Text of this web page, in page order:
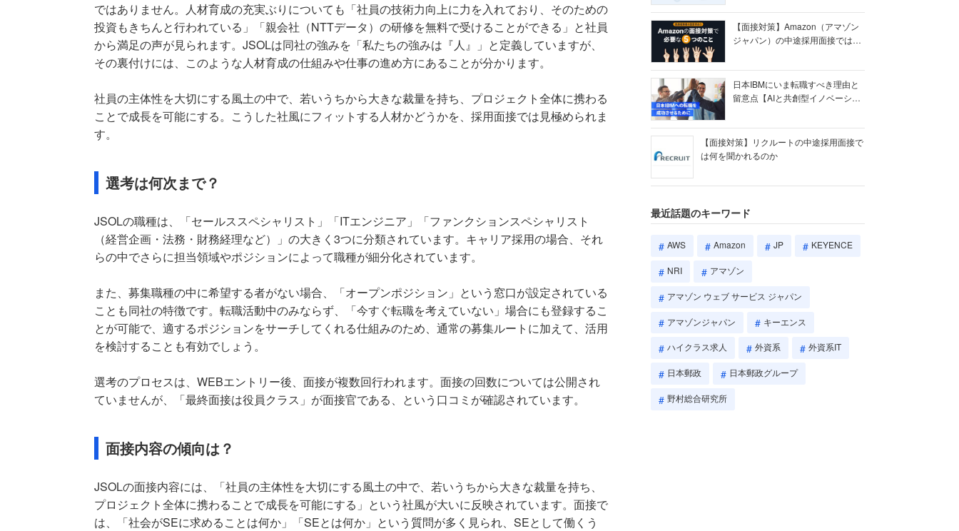
ではありません。人材育成の充実ぶりについても「社員の技術力向上に力を入れており、そのための
投資もきちんと行われている」「親会社（NTTデータ）の研修を無料で受けることができる」と社員
から満足の声が見られます。JSOLは同社の強みを「私たちの強みは『人』」と定義していますが、
その裏付けには、このような人材育成の仕組みや仕事の進め方にあることが分かります。
社員の主体性を大切にする風土の中で、若いうちから大きな裁量を持ち、プロジェクト全体に携わる
ことで成長を可能にする。こうした社風にフィットする人材かどうかを、採用面接では見極められま
す。
選考は何次まで？
JSOLの職種は、「セールススペシャリスト」「ITエンジニア」「ファンクションスペシャリスト
（経営企画・法務・財務経理など）」の大きく3つに分類されています。キャリア採用の場合、それ
らの中でさらに担当領域やポジションによって職種が細分化されています。
また、募集職種の中に希望する者がない場合、「オープンポジション」という窓口が設定されている
ことも同社の特徴です。転職活動中のみならず、「今すぐ転職を考えていない」場合にも登録するこ
とが可能で、適するポジションをサーチしてくれる仕組みのため、通常の募集ルートに加えて、活用
を検討することも有効でしょう。
選考のプロセスは、WEBエントリー後、面接が複数回行われます。面接の回数については公開され
ていませんが、「最終面接は役員クラス」が面接官である、という口コミが確認されています。
面接内容の傾向は？
JSOLの面接内容には、「社員の主体性を大切にする風土の中で、若いうちから大きな裁量を持ち、
プロジェクト全体に携わることで成長を可能にする」 という社風が大いに反映されています。面接で
は、「社会がSEに求めることは何か」「SEとは何か」という質問が多く見られ、SEとして働くう
【面接対策】Amazon（アマゾン
ジャパン）の中途採用面接では何
日本IBMにいま転職すべき理由と
留意点【AIと共創型イノベーショ
【面接対策】リクルートの中途採用面接で
は何を聞かれるのか
最近話題のキーワード
AWS Amazon JP KEYENCE
NRI アマゾン
アマゾン ウェブ サービス ジャパン
アマゾンジャパン キーエンス
ハイクラス求人 外資系 外資系IT
日本郵政 日本郵政グループ
野村総合研究所